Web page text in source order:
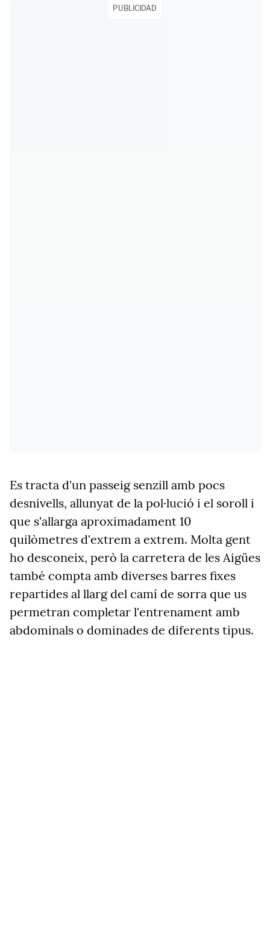
PUBLICIDAD
Es tracta d'un passeig senzill amb pocs
desnivells, allunyat de la pol·lució i el soroll i
que s'allarga aproximadament 10
quilòmetres d'extrem a extrem. Molta gent
ho desconeix, però la carretera de les Aigües
també compta amb diverses barres fixes
repartides al llarg del camí de sorra que us
permetran completar l'entrenament amb
abdominals o dominades de diferents tipus.